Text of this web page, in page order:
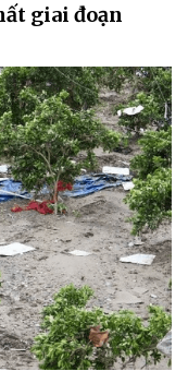
giai đoạn